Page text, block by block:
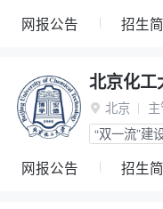
网报公告 招生
北京化工
 北京 主
“双一流”建
网报公告 招生